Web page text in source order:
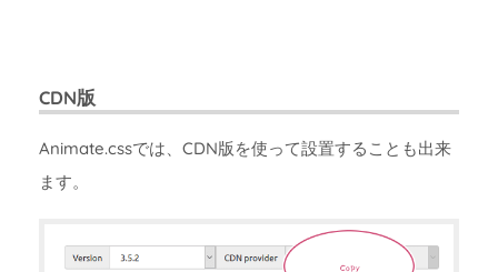
CDN版
Animate.cssでは、CDN版を使って設置することも出来
ます。